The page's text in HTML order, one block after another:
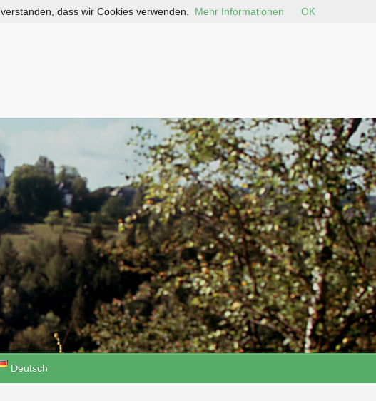
Deutsch
dass wir Cookies verwenden. Mehr Informationen OK